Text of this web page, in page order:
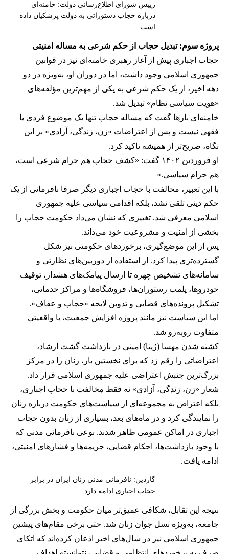
رییس شورای اطلاع‌رسانی دولت: خامنه‌ای
درباره حجاب دستوراتی به دولت پزشکیان داده
است
پروژه سوم: تبدیل حجاب از حکم شرعی به مساله امنیتی
حجاب اجباری پیش از آغاز رهبری خامنه‌ای نیز در قوانین
جمهوری اسلامی وجود داشت، اما در دوران او، به‌ویژه در دو
دهه اخیر، از یک حکم شرعی به یکی از مهم‌ترین مؤلفه‌های
«هویت سیاسی نظام» تبدیل شد.
خامنه‌ای بارها گفت که مساله حجاب تنها یک موضوع فردی یا
فقهی نیست و پس از اعتراضات «زن، زندگی، آزادی» بر این
نگاه، صریح‌تر از همیشه تاکید کرد.
او فروردین ۱۴۰۲ گفت: «کشف حجاب هم حرام شرعی است،
هم حرام سیاسی.»
با این تعبیر، مخالفت با حجاب اجباری دیگر صرفا نافرمانی از یک
حکم دینی تلقی نشد، بلکه اقدامی سیاسی علیه جمهوری
اسلامی معرفی شد. تغییری که نشان می‌داد حکومت حجاب را
بخشی از امنیت و مشروعیت خود می‌داند.
پس از این موضع‌گیری، برخوردهای حکومتی نیز شکل
گسترده‌تری پیدا کرد. از استفاده از دوربین‌های نظارتی و
سامانه‌های تشخیص چهره تا ارسال پیامک‌های هشدار، توقیف
خودروها، پلمب رستوران‌ها، فروشگاه‌ها و مراکز خدماتی،
تشکیل پرونده‌های قضایی و تدوین لایحه «حجاب و عفاف».
اما این سیاست نیز مانند پروژه افزایش جمعیت، با واقعیتی
متفاوت روبه‌رو شد.
کشته شدن مهسا (ژینا) امینی در بازداشت گشت ارشاد،
اعتراضاتی را رقم زد که برای نخستین بار، زنان را در مرکز
بزرگ‌ترین جنبش اعتراضی علیه جمهوری اسلامی قرار داد.
شعار «زن، زندگی، آزادی» نه فقط مخالفت با حجاب اجباری،
بلکه اعتراض به مجموعه‌ای از سیاست‌های حکومت درباره زنان
را نمایندگی کرد و در ماه‌های بعد، بسیاری از زنان بدون حجاب
اجباری در اماکن عمومی ظاهر شدند. نوعی نافرمانی مدنی که
با وجود بازداشت‌ها، احکام قضایی، جریمه‌ها و فشارهای امنیتی،
ادامه یافت.
گاردین: نافرمانی مدنی زنان ایران در برابر
حجاب اجباری ادامه دارد
نتیجه این تقابل، شکافی عمیق‌تر میان حکومت و بخش بزرگی از
جامعه، به‌ویژه نسل جوان زنان شد. حتی برخی مقام‌های پیشین
جمهوری اسلامی نیز در سال‌های اخیر اذعان کرده‌اند که اتکای